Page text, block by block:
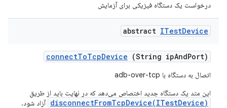
درخواست یک دستگاه فیزیکی برای آزمایش
abstract ITestDevice
connectToTcpDevice (String ipAndPort)
اتصال به دستگاه با adb-over-tcp
این متد یک دستگاه جدید اختصاص می‌دهد که در نهایت باید از طریق
disconnectFromTcpDevice(ITestDevice) آزاد شود.